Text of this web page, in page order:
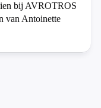
bij AVROTROS
van Antoinette